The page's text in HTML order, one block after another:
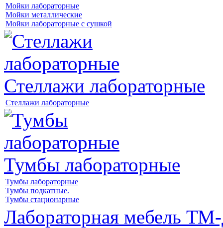
Мойки лабораторные
Мойки металлические
Мойки лабораторные с сушкой
Стеллажи лабораторные
Стеллажи лабораторные
Тумбы лабораторные
Тумбы лабораторные
Тумбы подкатные.
Тумбы стационарные
Лабораторная мебель